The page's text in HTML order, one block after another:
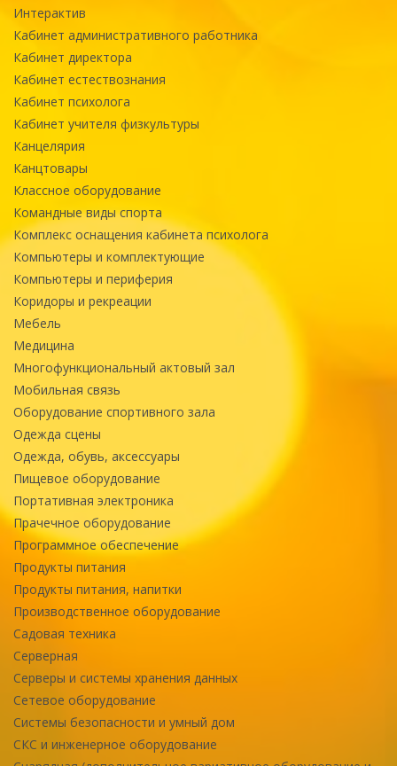
Интерактив
Кабинет административного работника
Кабинет директора
Кабинет естествознания
Кабинет психолога
Кабинет учителя физкультуры
Канцелярия
Канцтовары
Классное оборудование
Командные виды спорта
Комплекс оснащения кабинета психолога
Компьютеры и комплектующие
Компьютеры и периферия
Коридоры и рекреации
Мебель
Медицина
Многофункциональный актовый зал
Мобильная связь
Оборудование спортивного зала
Одежда сцены
Одежда, обувь, аксессуары
Пищевое оборудование
Портативная электроника
Прачечное оборудование
Программное обеспечение
Продукты питания
Продукты питания, напитки
Производственное оборудование
Садовая техника
Серверная
Серверы и системы хранения данных
Сетевое оборудование
Системы безопасности и умный дом
СКС и инженерное оборудование